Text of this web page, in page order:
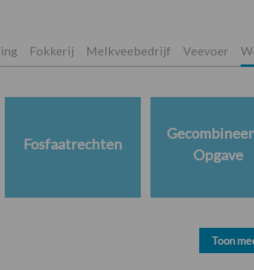
Fokkerij Melkveebedrijf Veevoer
Fosfaatrechten
Opgave
Toon